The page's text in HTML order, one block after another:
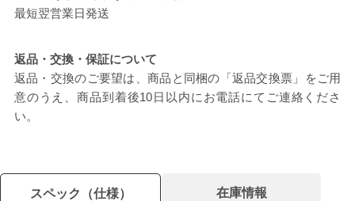
最短翌営業日発送
返品・交換・保証について
返品・交換のご要望は、商品と同梱の「返品交換票」をご用
意のうえ、商品到着後10日以内にお電話にてご連絡くださ
い。
スペック（仕様） 在庫情報